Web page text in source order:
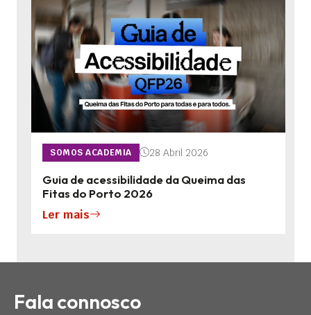
SOMOS ACADEMIA 28 Abril 2026
Guia de acessibilidade da Queima das
Fitas do Porto 2026
Ler mais
Fala connosco